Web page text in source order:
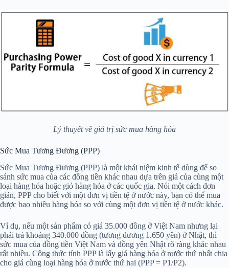
Lý thuyết về giá trị sức mua hàng hóa
Sức Mua Tương Đương (PPP)
Sức Mua Tương Đương (PPP) là một khái niệm kinh tế dùng để so
sánh sức mua của các đồng tiền khác nhau dựa trên giá của cùng một
loại hàng hóa hoặc giỏ hàng hóa ở các quốc gia. Nói một cách đơn
giản, PPP cho biết với một đơn vị tiền tệ ở nước này, bạn có thể mua
được bao nhiêu hàng hóa so với cùng một đơn vị tiền tệ ở nước khác.
Ví dụ, nếu một sản phẩm có giá 35.000 đồng ở Việt Nam nhưng lại
phải trả khoảng 340.000 đồng (tương đương 1.650 yên) ở Nhật, thì
sức mua của đồng tiền Việt Nam và đồng yên Nhật rõ ràng khác nhau
rất nhiều. Công thức tính PPP là lấy giá hàng hóa ở nước thứ nhất chia
cho giá cùng loại hàng hóa ở nước thứ hai (PPP = P1/P2).